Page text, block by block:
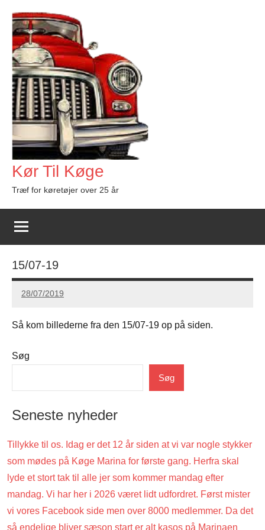
indhold
Kør Til Køge
Træf for køretøjer over 25 år
15/07-19
28/07/2019
Carsten
Så kom billederne fra den 15/07-19 op på siden.
Søg
Søg
Seneste nyheder
Tillykke til os. Idag er det 12 år siden at vi var nogle stykker
som mødes på Køge Marina for første gang. Herfra skal
lyde et stort tak til alle jer som kommer mandag efter
mandag. Vi har her i 2026 været lidt udfordret. Først mister
vi vores Facebook side men over 8000 medlemmer. Da det
så endelige bliver sæson start er alt kasos på Marinaen